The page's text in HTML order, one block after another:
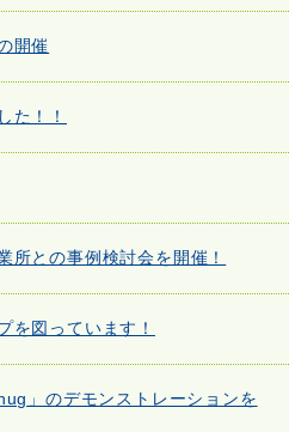
開催
た！！
所との事例検討会を開催！
を図っています！
」のデモンストレーションを